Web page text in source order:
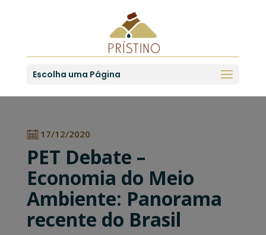
Escolha uma Página
17/12/2020
PET Debate –
Economia do Meio
Ambiente: Panorama
recente do Brasil